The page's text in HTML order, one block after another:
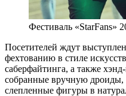
Фестиваль «StarFans»
Посетителей ждут
фехтованию в стиле
саберфайтинга, а также
собранные вручную
слепленные фигуры в